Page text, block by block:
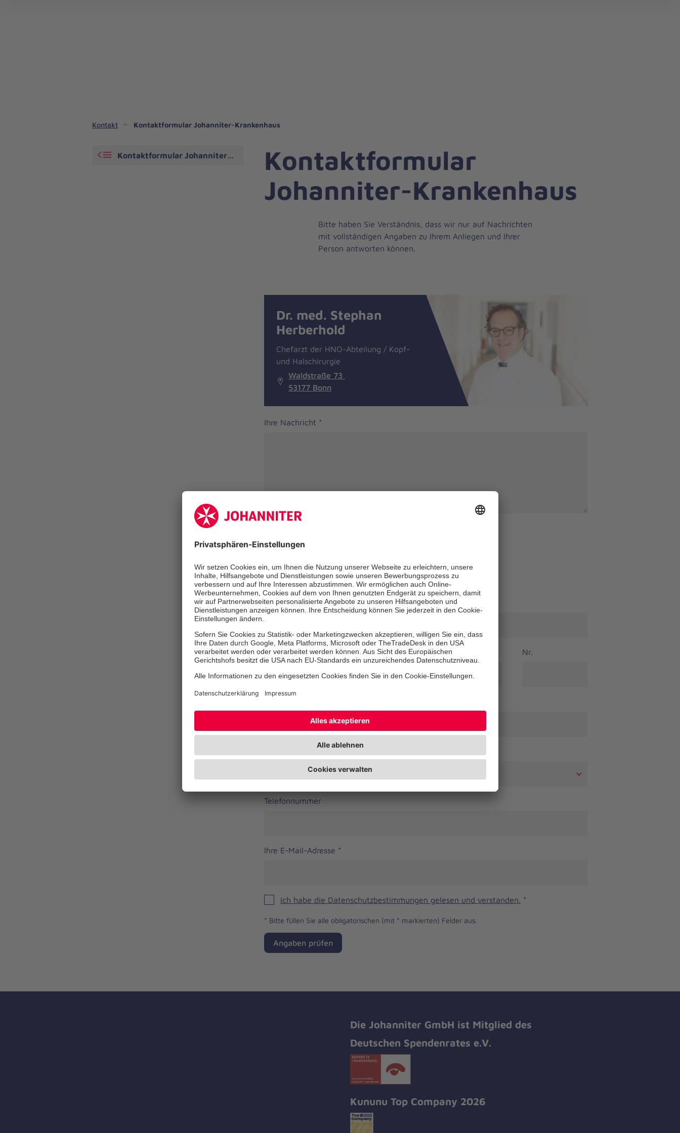
Kontakt Kontaktformular Johanniter-Krankenhaus
Kontaktformular
Johanniter-Krankenhaus
Bitte haben Sie Verständnis, dass wir nur auf Nachrichten
mit vollständigen Angaben zu Ihrem Anliegen und Ihrer
Person antworten können.
Dr. med. Stephan
Herberhold
Chefarzt der HNO-Abteilung / Kopf-
und Halschirurgie
Waldstraße 73
53177 Bonn
Ihre Nachricht *
Herr
Divers
Ihr Vorname* Ihr Nachname
Straße Nr.
Telefonnummer
Ihre E-Mail-Adresse *
Ich habe die Datenschutzbestimmungen gelesen und verstanden. *
* Bitte füllen Sie alle obligatorischen (mit * markierten) Felder aus.
Angaben prüfen
Kontaktformular Johanniter-Krankenhaus
Die Johanniter GmbH ist Mitglied des
Deutschen Spendenrates e.V.
Kununu Top Company 2026